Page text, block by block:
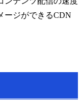
ージができるCDN